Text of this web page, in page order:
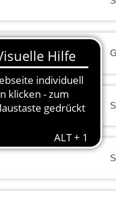
(Strehlener Str.)